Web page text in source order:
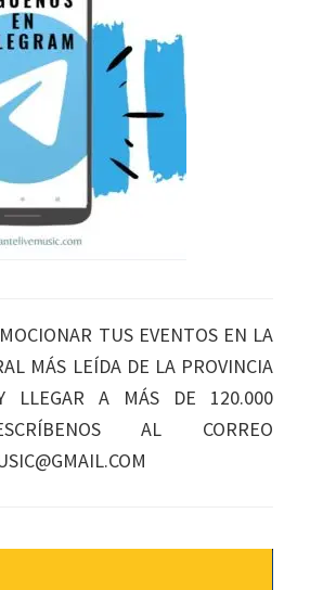
TUS EVENTOS EN LA
MÁS LEÍDA DE LA PROVINCIA
LLEGAR A MÁS DE 120.000
AL CORREO